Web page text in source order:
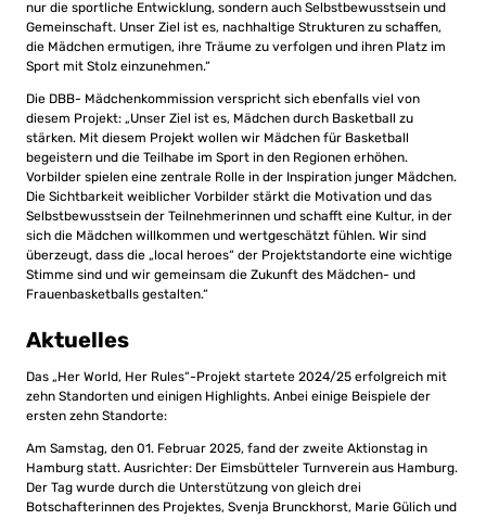
nur die sportliche Entwicklung, sondern auch Selbstbewusstsein und
Gemeinschaft. Unser Ziel ist es, nachhaltige Strukturen zu schaffen,
die Mädchen ermutigen, ihre Träume zu verfolgen und ihren Platz im
Sport mit Stolz einzunehmen.“
Die DBB- Mädchenkommission verspricht sich ebenfalls viel von
diesem Projekt: „Unser Ziel ist es, Mädchen durch Basketball zu
stärken. Mit diesem Projekt wollen wir Mädchen für Basketball
begeistern und die Teilhabe im Sport in den Regionen erhöhen.
Vorbilder spielen eine zentrale Rolle in der Inspiration junger Mädchen.
Die Sichtbarkeit weiblicher Vorbilder stärkt die Motivation und das
Selbstbewusstsein der Teilnehmerinnen und schafft eine Kultur, in der
sich die Mädchen willkommen und wertgeschätzt fühlen. Wir sind
überzeugt, dass die „local heroes“ der Projektstandorte eine wichtige
Stimme sind und wir gemeinsam die Zukunft des Mädchen- und
Frauenbasketballs gestalten.“
Aktuelles
Das „Her World, Her Rules“-Projekt startete 2024/25 erfolgreich mit
zehn Standorten und einigen Highlights. Anbei einige Beispiele der
ersten zehn Standorte:
Am Samstag, den 01. Februar 2025, fand der zweite Aktionstag in
Hamburg statt. Ausrichter: Der Eimsbütteler Turnverein aus Hamburg.
Der Tag wurde durch die Unterstützung von gleich drei
Botschafterinnen des Projektes, Svenja Brunckhorst, Marie Gülich und